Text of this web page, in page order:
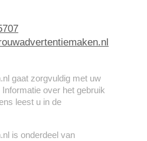
gaat zorgvuldig met uw
over het gebruik
leest u in de
is onderdeel van